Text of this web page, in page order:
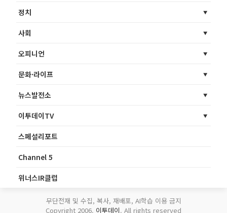
정치
사회
오피니언
문화·라이프
뉴스발전소
이투데이TV
스페셜리포트
Channel 5
위너스IR클럽
무단전재 및 수집, 복사, 재배포, AI학습 이용 금지
Copyright 2006. 이투데이. All rights reserved